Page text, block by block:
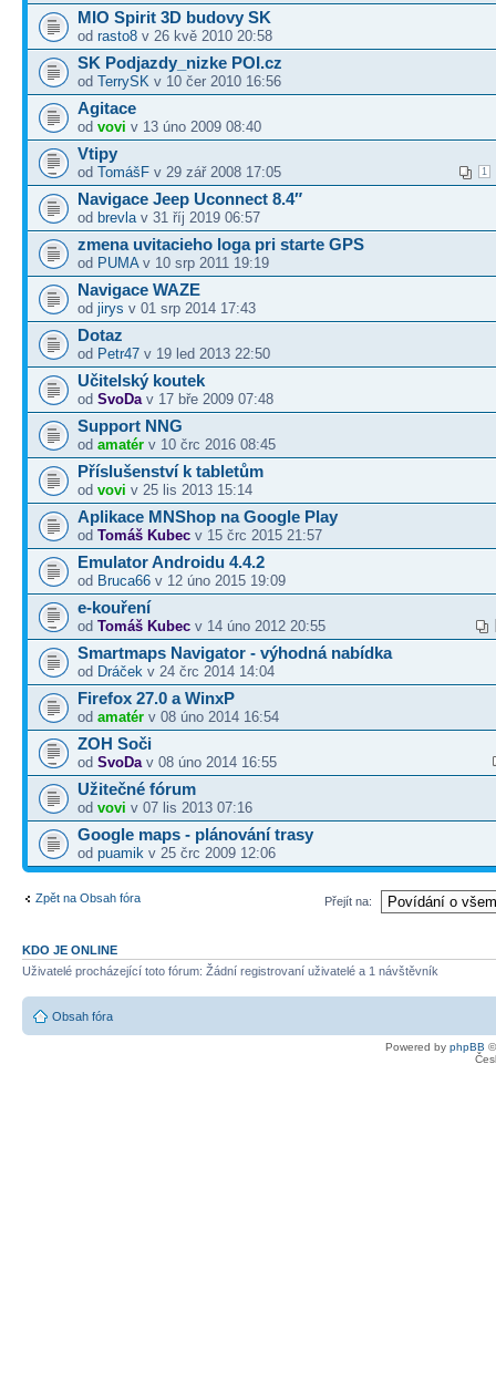
MIO Spirit 3D budovy SK
od rasto8 v 26 kvě 2010 20:58
SK Podjazdy_nizke POI.cz
od TerrySK v 10 čer 2010 16:56
Agitace
od vovi v 13 úno 2009 08:40
Vtipy
1
od TomášF v 29 zář 2008 17:05
Navigace Jeep Uconnect 8.4″
od brevla v 31 říj 2019 06:57
zmena uvitacieho loga pri starte GPS
od PUMA v 10 srp 2011 19:19
Navigace WAZE
od jirys v 01 srp 2014 17:43
Dotaz
od Petr47 v 19 led 2013 22:50
Učitelský koutek
od SvoDa v 17 bře 2009 07:48
Support NNG
od amatér v 10 črc 2016 08:45
Příslušenství k tabletům
od vovi v 25 lis 2013 15:14
Aplikace MNShop na Google Play
od Tomáš Kubec v 15 črc 2015 21:57
Emulator Androidu 4.4.2
od Bruca66 v 12 úno 2015 19:09
e-kouření
od Tomáš Kubec v 14 úno 2012 20:55
Smartmaps Navigator - výhodná nabídka
od Dráček v 24 črc 2014 14:04
Firefox 27.0 a WinxP
od amatér v 08 úno 2014 16:54
ZOH Soči
od SvoDa v 08 úno 2014 16:55
Užitečné fórum
od vovi v 07 lis 2013 07:16
Google maps - plánování trasy
od puamik v 25 črc 2009 12:06
Zpět na Obsah fóra Přejít na:
KDO JE ONLINE
Uživatelé procházející toto fórum: Žádní registrovaní uživatelé a 1 návštěvník
Obsah fóra
Powered by phpBB